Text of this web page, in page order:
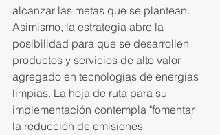
alcanzar las metas que se plantean.
Asimismo, la estrategia abre la
posibilidad para que se desarrollen
productos y servicios de alto valor
agregado en tecnologías de energías
limpias. La hoja de ruta para su
implementación contempla "fomentar
la reducción de emisiones